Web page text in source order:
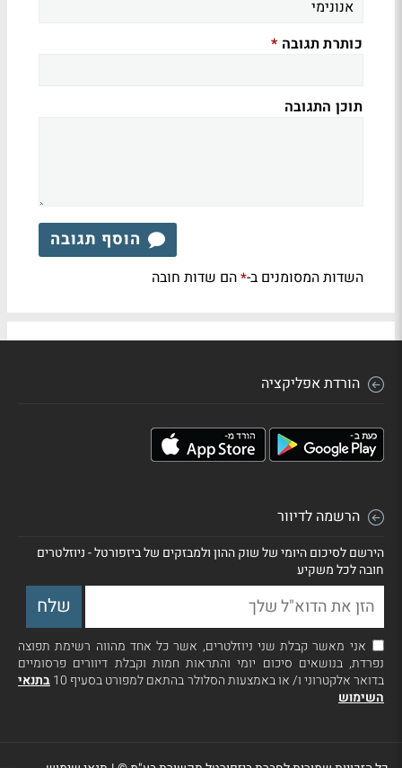
כותרת תגובה *
תוכן התגובה
הוסף תגובה
השדות המסומנים ב-*הם שדות חובה
הורדת אפליקציה
הרשמה לדיוור
הירשם לסיכום היומי של שוק ההון ולמבזקים של ביזפורטל - ניוזלטרים
חובה לכל משקיע
אני מאשר קבלת שני ניוזלטרים, אשר כל אחד מהווה רשימת תפוצה
נפרדת, בנושאים סיכום יומי והתראות חמות וקבלת דיוורים פרסומיים
בדואר אלקטרוני ו/ או באמצעות הסלולר בהתאם למפורט בסעיף 10
בתנאי
השימוש